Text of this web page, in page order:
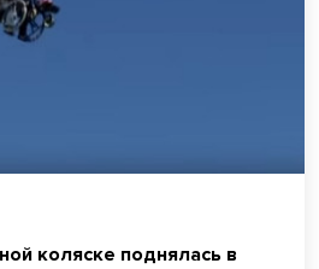
коляске поднялась в